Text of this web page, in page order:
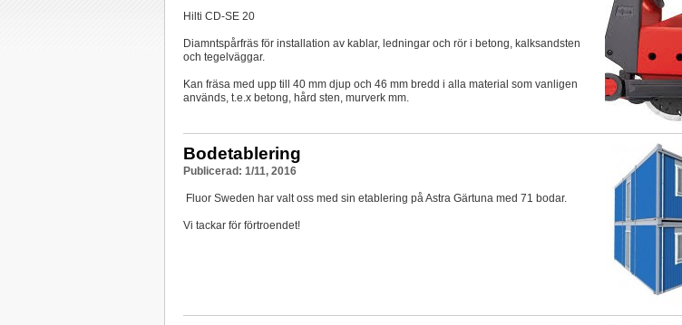
Hilti CD-SE 20
Diamntspårfräs för installation av kablar, ledningar och rör i betong, kalksandsten
och tegelväggar.
Kan fräsa med upp till 40 mm djup och 46 mm bredd i alla material som vanligen
används, t.e.x betong, hård sten, murverk mm.
Bodetablering
Publicerad: 1/11, 2016
Fluor Sweden har valt oss med sin etablering på Astra Gärtuna med 71 bodar.
Vi tackar för förtroendet!